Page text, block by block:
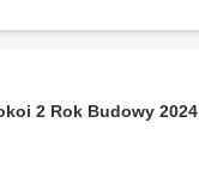
2 Rok Budowy 2024